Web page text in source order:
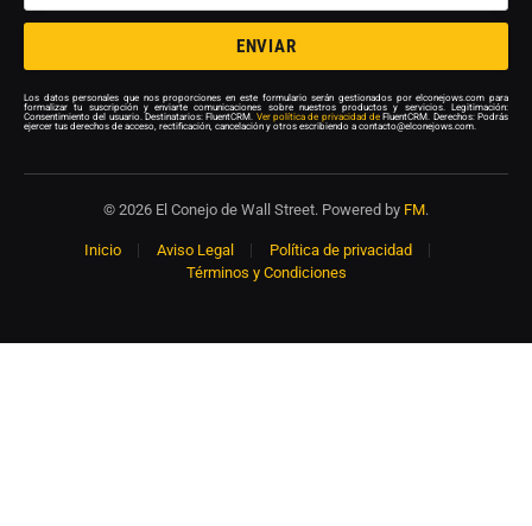
ENVIAR
Los datos personales que nos proporciones en este formulario serán gestionados por elconejows.com para
formalizar tu suscripción y enviarte comunicaciones sobre nuestros productos y servicios. Legitimación:
Consentimiento del usuario. Destinatarios: FluentCRM. Ver política de privacidad de FluentCRM. Derechos: Podrás
ejercer tus derechos de acceso, rectificación, cancelación y otros escribiendo a contacto@elconejows.com.
© 2026 El Conejo de Wall Street. Powered by FM.
Inicio Aviso Legal
Política de privacidad
Términos y Condiciones